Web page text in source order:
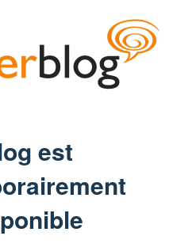
est